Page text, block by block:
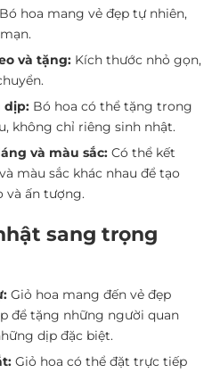
Bó hoa mang vẻ đẹp tự nhiên,
và tặng: Kích thước nhỏ gọn,
dịp: Bó hoa có thể tặng trong
không chỉ riêng sinh nhật.
và màu sắc: Có thể kết
màu sắc khác nhau để tạo
và ấn tượng.
sang trọng
Giỏ hoa mang đến vẻ đẹp
để tặng những người quan
dịp đặc biệt.
Giỏ hoa có thể đặt trực tiếp